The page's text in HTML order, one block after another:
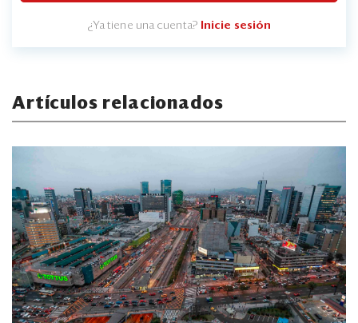
¿Ya tiene una cuenta? Inicie sesión
Artículos relacionados